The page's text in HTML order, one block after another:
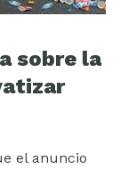
sobre la
el anuncio